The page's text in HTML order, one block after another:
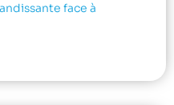
face à